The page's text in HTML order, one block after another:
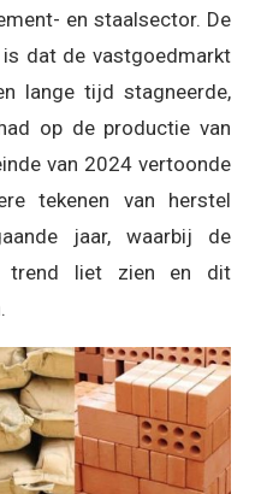
en staalsector. De
dat de vastgoedmarkt
lange tijd stagneerde,
op de productie van
van 2024 vertoonde
tekenen van herstel
jaar, waarbij de
trend liet zien en dit